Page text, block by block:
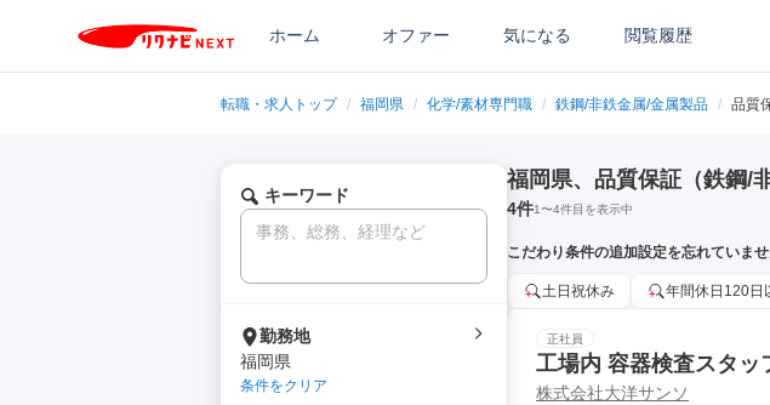
ホーム オファー 気になる 閲覧履歴
転職・求人トップ / 福岡県 / 化学/素材専門職 / 鉄鋼/非鉄金属/金属製品 / 品質
キーワード
勤務地
福岡県
条件をクリア
福岡県、品質保証（鉄鋼/
4件1〜4件目を表示中
こだわり条件の追加設定を忘れていま
土日祝休み 年間休日120日
正社員
工場内 容器検査スタッ
株式会社大洋サンソ